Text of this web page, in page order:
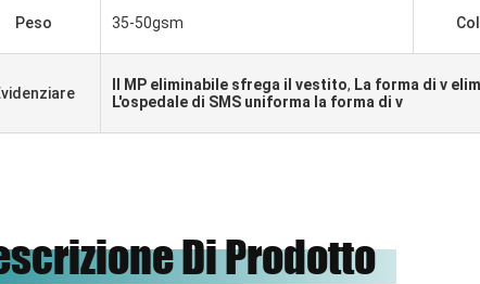
Peso 35-50gsm
Il MP eliminabile sfrega il vestito, La forma di v
L'ospedale di SMS uniforma la forma di v
Di Prodotto